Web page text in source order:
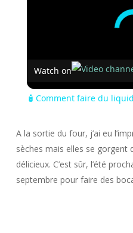
Watch on
🧴 Comment faire du
A la sortie du four, j’ai eu
sèches mais elles se gorgent
délicieux. C’est sûr, l’été
septembre pour faire des